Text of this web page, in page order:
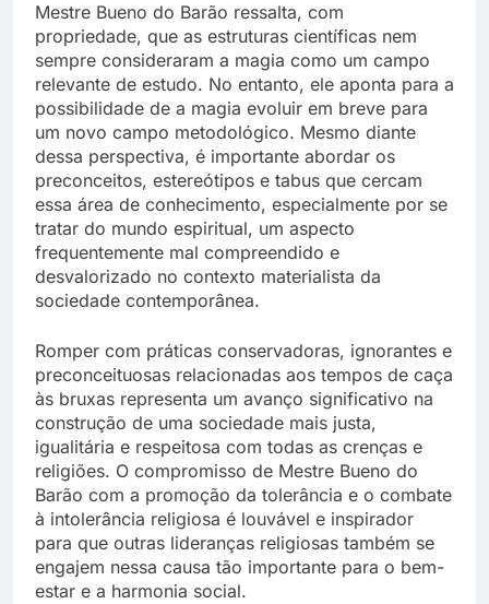
Mestre Bueno do Barão ressalta, com
propriedade, que as estruturas científicas nem
sempre consideraram a magia como um campo
relevante de estudo. No entanto, ele aponta para a
possibilidade de a magia evoluir em breve para
um novo campo metodológico. Mesmo diante
dessa perspectiva, é importante abordar os
preconceitos, estereótipos e tabus que cercam
essa área de conhecimento, especialmente por se
tratar do mundo espiritual, um aspecto
frequentemente mal compreendido e
desvalorizado no contexto materialista da
sociedade contemporânea.
Romper com práticas conservadoras, ignorantes e
preconceituosas relacionadas aos tempos de caça
às bruxas representa um avanço significativo na
construção de uma sociedade mais justa,
igualitária e respeitosa com todas as crenças e
religiões. O compromisso de Mestre Bueno do
Barão com a promoção da tolerância e o combate
à intolerância religiosa é louvável e inspirador
para que outras lideranças religiosas também se
engajem nessa causa tão importante para o bem-
estar e a harmonia social.